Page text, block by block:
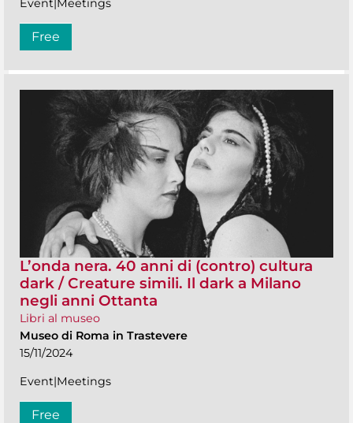
Event|Meetings
Free
L’onda nera. 40 anni di (contro) cultura
dark / Creature simili. Il dark a Milano
negli anni Ottanta
Libri al museo
Museo di Roma in Trastevere
15/11/2024
Event|Meetings
Free